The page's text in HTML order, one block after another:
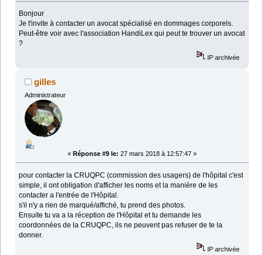
Bonjour
Je t'invite à contacter un avocat spécialisé en dommages corporels.
Peut-être voir avec l'association HandiLex qui peut te trouver un avocat
?
IP archivée
gilles
Administrateur
« Réponse #9 le: 27 mars 2018 à 12:57:47 »
pour contacter la CRUQPC (commission des usagers) de l'hôpital c'est
simple, il ont obligation d'afficher les noms et la manière de les
contacter a l'entrée de l'Hôpital.
s'il n'y a rien de marqué/affiché, tu prend des photos.
Ensuite tu va a la réception de l'Hôpital et tu demande les
coordonnées de la CRUQPC, ils ne peuvent pas refuser de te la
donner.
IP archivée